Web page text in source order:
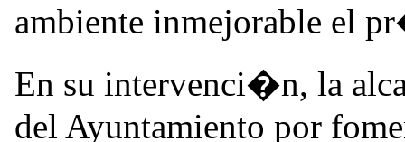
ambiente inmejorable el
En su intervenci�n, la
del Ayuntamiento por